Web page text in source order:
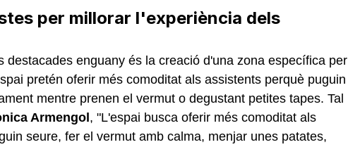
per millorar l'experiència dels
destacades enguany és la creació d'una zona específica per
pretén oferir més comoditat als assistents perquè puguin
mentre prenen el vermut o degustant petites tapes. Tal
Armengol, "L'espai busca oferir més comoditat als
seure, fer el vermut amb calma, menjar unes patates,